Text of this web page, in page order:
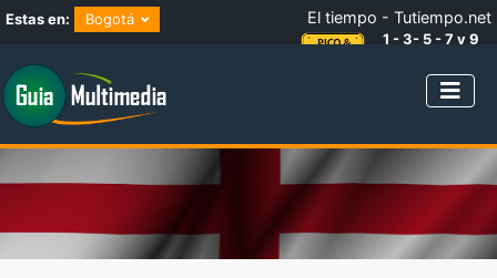
Estas en: Bogotá El tiempo - Tutiempo.net
1 - 3- 5 - 7 y 9